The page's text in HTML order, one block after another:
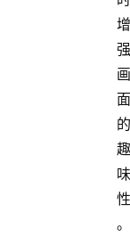
增
强
画
面
的
趣
味
性
。